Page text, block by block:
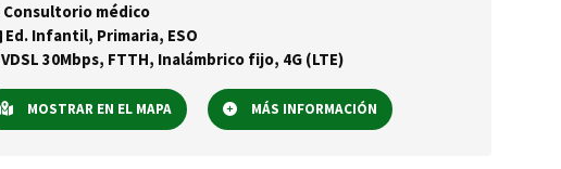
Consultorio médico
Ed. Infantil, Primaria, ESO
VDSL 30Mbps, FTTH, Inalámbrico fijo, 4G (LTE)
MOSTRAR EN EL MAPA MÁS INFORMACIÓN